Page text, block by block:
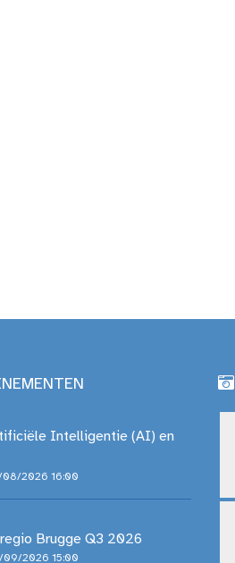
Intelligentie (AI) en
2026 16:00
Brugge Q3 2026
2026 15:00